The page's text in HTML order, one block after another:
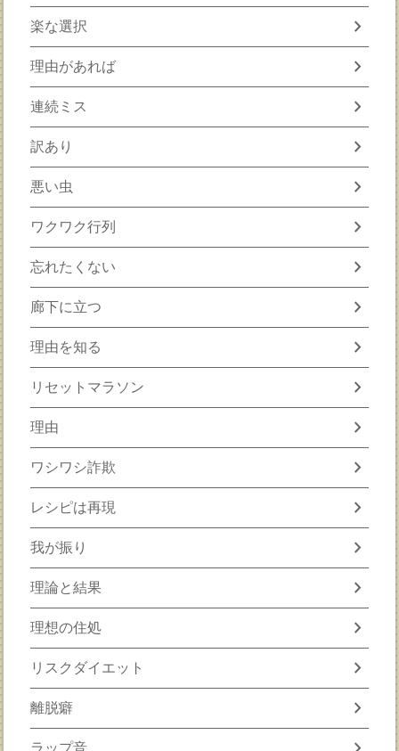
楽な選択 chevron_right
理由があれば chevron_right
連続ミス chevron_right
訳あり chevron_right
悪い虫 chevron_right
ワクワク行列 chevron_right
忘れたくない chevron_right
廊下に立つ chevron_right
理由を知る chevron_right
リセットマラソン chevron_right
理由 chevron_right
ワシワシ詐欺 chevron_right
レシピは再現 chevron_right
我が振り chevron_right
理論と結果 chevron_right
理想の住処 chevron_right
リスクダイエット chevron_right
離脱癖 chevron_right
ラップ音